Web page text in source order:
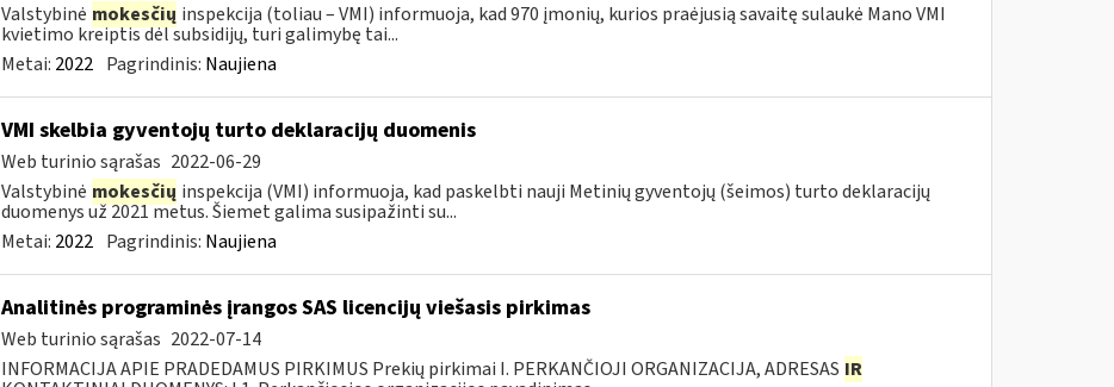
Valstybinė mokesčių inspekcija (toliau – VMI) informuoja, kad 970 įmonių, kurios praėjusią savaitę sulaukė Mano VMI
kvietimo kreiptis dėl subsidijų, turi galimybę tai...
Metai: 2022 Pagrindinis: Naujiena
VMI skelbia gyventojų turto deklaracijų duomenis
Web turinio sąrašas 2022-06-29
Valstybinė mokesčių inspekcija (VMI) informuoja, kad paskelbti nauji Metinių gyventojų (šeimos) turto deklaracijų
duomenys už 2021 metus. Šiemet galima susipažinti su...
Metai: 2022 Pagrindinis: Naujiena
Analitinės programinės įrangos SAS licencijų viešasis pirkimas
Web turinio sąrašas 2022-07-14
INFORMACIJA APIE PRADEDAMUS PIRKIMUS Prekių pirkimai I. PERKANČIOJI ORGANIZACIJA, ADRESAS IR